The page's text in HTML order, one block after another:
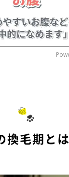
換毛期とは